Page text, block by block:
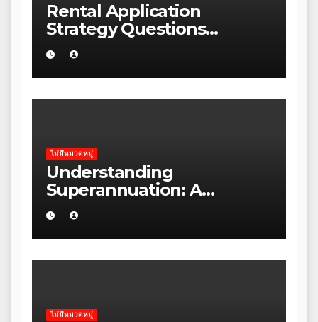
Rental Application
Strategy Questions
Wellness Brands Should
Ask Before Starting in the
Blue Mountains
ไม่มีหมวดหมู่
Understanding
Superannuation: A
Beginner’s Guide for
Australians
ไม่มีหมวดหมู่